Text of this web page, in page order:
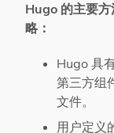
Hugo 的主要
略：
Hugo 具
第三方组
文件。
用户定义